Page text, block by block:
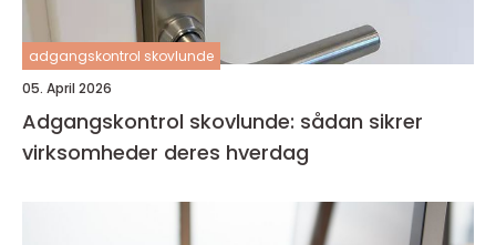
adgangskontrol skovlunde
05. April 2026
Adgangskontrol skovlunde: sådan sikrer
virksomheder deres hverdag